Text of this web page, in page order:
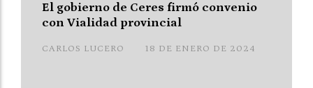
El gobierno de Ceres firmó convenio
con Vialidad provincial
CARLOS LUCERO 18 DE ENERO DE 2024